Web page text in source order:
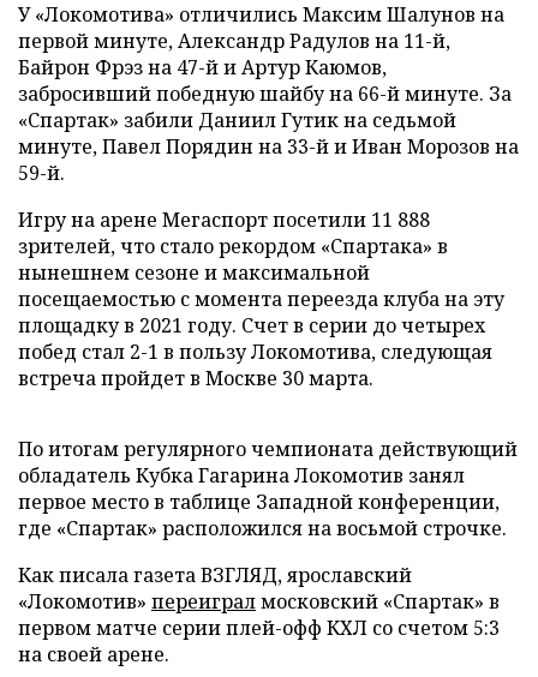
У «Локомотива» отличились Максим Шалунов на
первой минуте, Александр Радулов на 11-й,
Байрон Фрэз на 47-й и Артур Каюмов,
забросивший победную шайбу на 66-й минуте. За
«Спартак» забили Даниил Гутик на седьмой
минуте, Павел Порядин на 33-й и Иван Морозов на
59-й.
Игру на арене Мегаспорт посетили 11 888
зрителей, что стало рекордом «Спартака» в
нынешнем сезоне и максимальной
посещаемостью с момента переезда клуба на эту
площадку в 2021 году. Счет в серии до четырех
побед стал 2-1 в пользу Локомотива, следующая
встреча пройдет в Москве 30 марта.
По итогам регулярного чемпионата действующий
обладатель Кубка Гагарина Локомотив занял
первое место в таблице Западной конференции,
где «Спартак» расположился на восьмой строчке.
Как писала газета ВЗГЛЯД, ярославский
«Локомотив» переигралмосковский «Спартак» в
первом матче серии плей-офф КХЛ со счетом 5:3
на своей арене.